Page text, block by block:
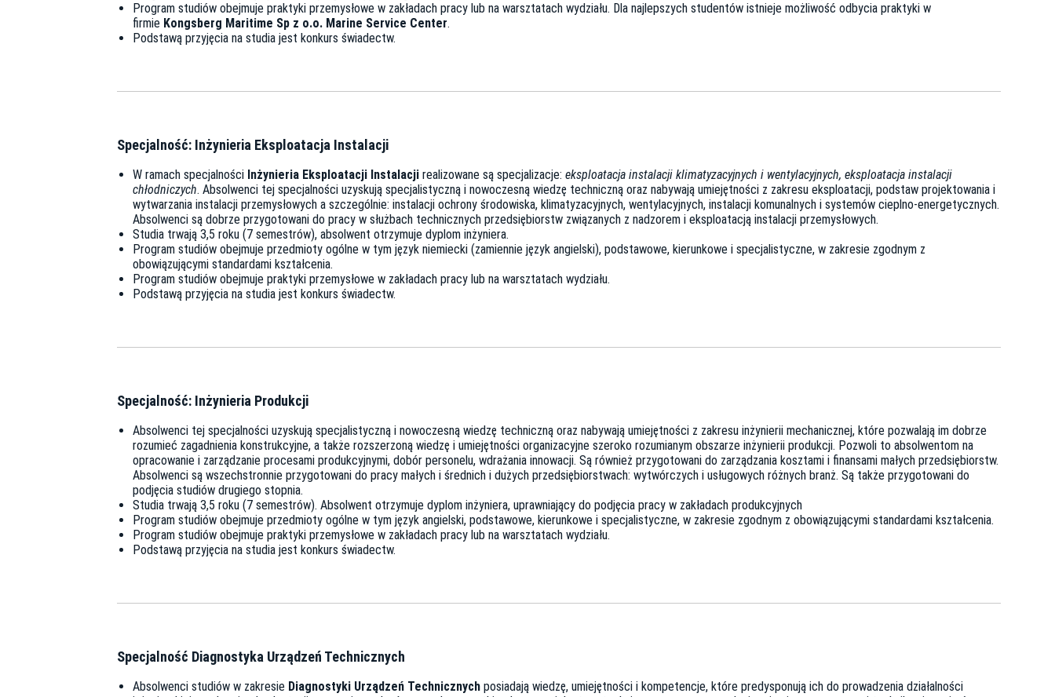
Program studiów obejmuje praktyki przemysłowe w zakładach pracy lub na warsztatach wydziału. Dla najlepszych studentów istnieje możliwość odbycia praktyki w
firmie Kongsberg Maritime Sp z o.o. Marine Service Center.
Podstawą przyjęcia na studia jest konkurs świadectw.
Specjalność: Inżynieria Eksploatacja Instalacji
W ramach specjalności Inżynieria Eksploatacji Instalacji realizowane są specjalizacje: eksploatacja instalacji klimatyzacyjnych i wentylacyjnych, eksploatacja instalacji
chłodniczych. Absolwenci tej specjalności uzyskują specjalistyczną i nowoczesną wiedzę techniczną oraz nabywają umiejętności z zakresu eksploatacji, podstaw projektowania i
wytwarzania instalacji przemysłowych a szczególnie: instalacji ochrony środowiska, klimatyzacyjnych, wentylacyjnych, instalacji komunalnych i systemów cieplno-energetycznych.
Absolwenci są dobrze przygotowani do pracy w służbach technicznych przedsiębiorstw związanych z nadzorem i eksploatacją instalacji przemysłowych.
Studia trwają 3,5 roku (7 semestrów), absolwent otrzymuje dyplom inżyniera.
Program studiów obejmuje przedmioty ogólne w tym język niemiecki (zamiennie język angielski), podstawowe, kierunkowe i specjalistyczne, w zakresie zgodnym z
obowiązującymi standardami kształcenia.
Program studiów obejmuje praktyki przemysłowe w zakładach pracy lub na warsztatach wydziału.
Podstawą przyjęcia na studia jest konkurs świadectw.
Specjalność: Inżynieria Produkcji
Absolwenci tej specjalności uzyskują specjalistyczną i nowoczesną wiedzę techniczną oraz nabywają umiejętności z zakresu inżynierii mechanicznej, które pozwalają im dobrze
rozumieć zagadnienia konstrukcyjne, a także rozszerzoną wiedzę i umiejętności organizacyjne szeroko rozumianym obszarze inżynierii produkcji. Pozwoli to absolwentom na
opracowanie i zarządzanie procesami produkcyjnymi, dobór personelu, wdrażania innowacji. Są również przygotowani do zarządzania kosztami i finansami małych przedsiębiorstw.
Absolwenci są wszechstronnie przygotowani do pracy małych i średnich i dużych przedsiębiorstwach: wytwórczych i usługowych różnych branż. Są także przygotowani do
podjęcia studiów drugiego stopnia.
Studia trwają 3,5 roku (7 semestrów). Absolwent otrzymuje dyplom inżyniera, uprawniający do podjęcia pracy w zakładach produkcyjnych
Program studiów obejmuje przedmioty ogólne w tym język angielski, podstawowe, kierunkowe i specjalistyczne, w zakresie zgodnym z obowiązującymi standardami kształcenia.
Program studiów obejmuje praktyki przemysłowe w zakładach pracy lub na warsztatach wydziału.
Podstawą przyjęcia na studia jest konkurs świadectw.
Specjalność Diagnostyka Urządzeń Technicznych
Absolwenci studiów w zakresie Diagnostyki Urządzeń Technicznych posiadają wiedzę, umiejętności i kompetencje, które predysponują ich do prowadzenia działalności